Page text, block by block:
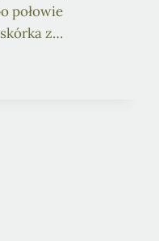
połowie
z…